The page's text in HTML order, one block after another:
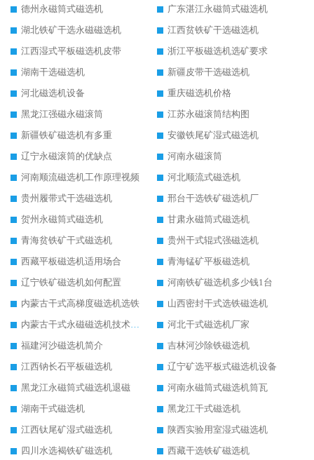
德州永磁筒式磁选机
广东湛江永磁筒式磁选机
湖北铁矿干选永磁磁选机
江西贫铁矿干选磁选机
江西湿式平板磁选机皮带
浙江平板磁选机选矿要求
湖南干选磁选机
新疆皮带干选磁选机
河北磁选机设备
重庆磁选机价格
黑龙江强磁永磁滚筒
江苏永磁滚筒结构图
新疆铁矿磁选机有多重
安徽铁尾矿湿式磁选机
辽宁永磁滚筒的优缺点
河南永磁滚筒
河南顺流磁选机工作原理视频
河北顺流式磁选机
贵州履带式干选磁选机
邢台干选铁矿磁选机厂
贺州永磁筒式磁选机
甘肃永磁筒式磁选机
青海贫铁矿干式磁选机
贵州干式辊式强磁选机
西藏平板磁选机适用场合
青海锰矿平板磁选机
辽宁铁矿磁选机如何配置
河南铁矿磁选机多少钱1台
内蒙古干式高梯度磁选机选铁
山西密封干式选铁磁选机
内蒙古干式永磁磁选机技术要求
河北干式磁选机厂家
福建河沙磁选机简介
吉林河沙除铁磁选机
江西钠长石平板磁选机
辽宁矿选平板式磁选机设备
黑龙江永磁筒式磁选机退磁
河南永磁筒式磁选机筒瓦
湖南干式磁选机
黑龙江干式磁选机
江西钛尾矿湿式磁选机
陕西实验用室湿式磁选机
四川水选褐铁矿磁选机
西藏干选铁矿磁选机